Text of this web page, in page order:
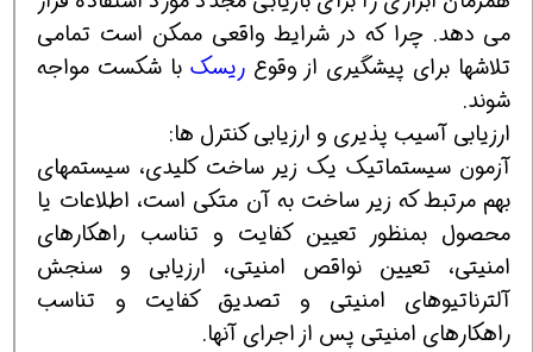
می دهد. چرا که در شرایط واقعی ممکن است تمامی
تلاشها برای پیشگیری از وقوع ریسکبا شکست مواجه
شوند.
ارزیابی آسیب پذیری و ارزیابی کنترل ها:
آزمون سیستماتیک یک زیر ساخت کلیدی، سیستمهای
بهم مرتبط که زیر ساخت به آن متکی است، اطلاعات یا
محصول بمنظور تعیین کفایت و تناسب راهکارهای
امنیتی، تعیین نواقص امنیتی، ارزیابی و سنجش
آلترناتیوهای امنیتی و تصدیق کفایت و تناسب
راهکارهای امنیتی پس از اجرای آنها.